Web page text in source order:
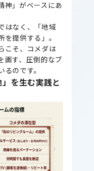
神」がベースにあ
はなく、「地域
提供する」。
こそ、コメダは
画す、圧倒的なブ
のです。
を生む実践と